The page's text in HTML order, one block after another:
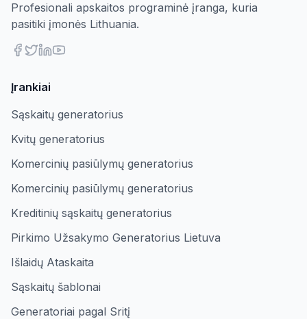
Profesionali apskaitos programinė įranga, kuria
pasitiki įmonės Lithuania.
Įrankiai
Sąskaitų generatorius
Kvitų generatorius
Komercinių pasiūlymų generatorius
Komercinių pasiūlymų generatorius
Kreditinių sąskaitų generatorius
Pirkimo Užsakymo Generatorius Lietuva
Išlaidų Ataskaita
Sąskaitų šablonai
Generatoriai pagal Sritį